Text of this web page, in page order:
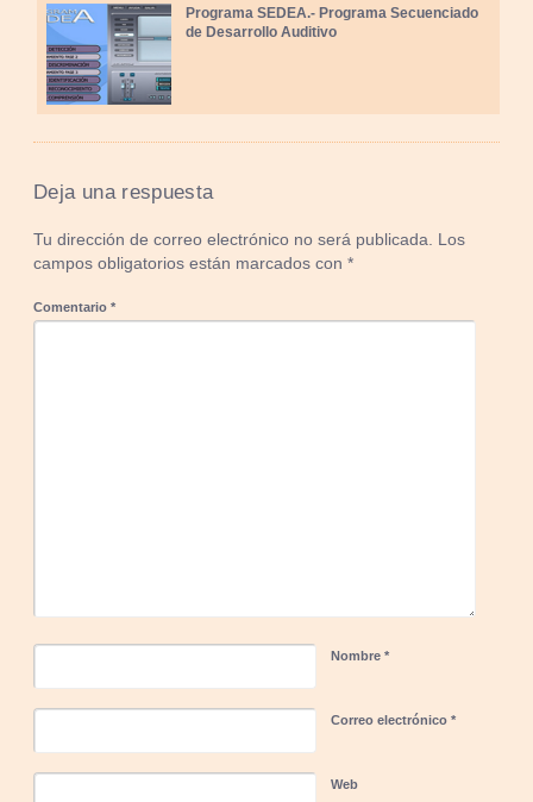
Programa SEDEA.- Programa Secuenciado
de Desarrollo Auditivo
Deja una respuesta
Tu dirección de correo electrónico no será publicada. Los
campos obligatorios están marcados con*
Comentario*
Nombre*
Correo electrónico*
Web